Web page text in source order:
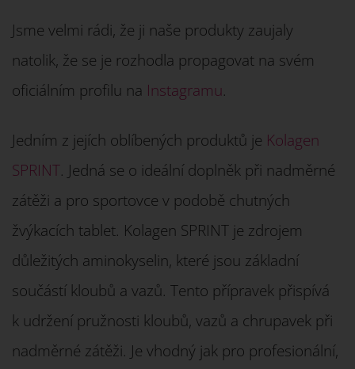
Jsme velmi rádi, že ji naše produkty zaujaly
natolik, že se je rozhodla propagovat na svém
oficiálním profilu na Instagramu.
Jedním z jejích oblíbených produktů je Kolagen
SPRINT. Jedná se o ideální doplněk při nadměrné
zátěži a pro sportovce v podobě chutných
žvýkacích tablet. Kolagen SPRINT je zdrojem
důležitých aminokyselin, které jsou základní
součástí kloubů a vazů. Tento přípravek přispívá
k udržení pružnosti kloubů, vazů a chrupavek při
nadměrné zátěži. Je vhodný jak pro profesionální,